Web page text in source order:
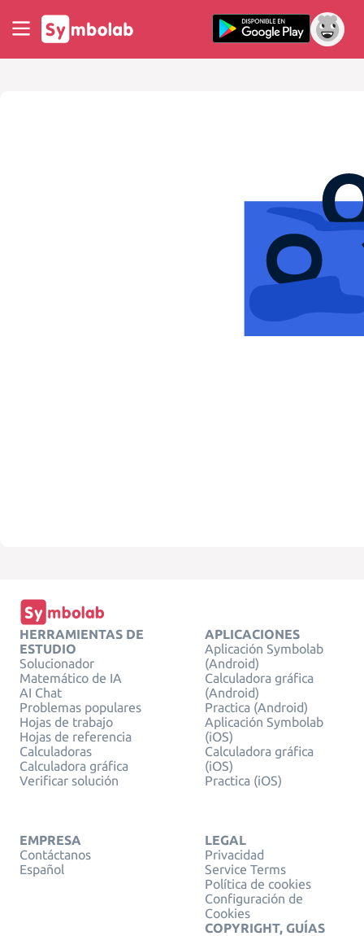
HERRAMIENTAS DE
ESTUDIO
Solucionador
Matemático de IA
AI Chat
Problemas populares
Hojas de trabajo
Hojas de referencia
Calculadoras
Calculadora gráfica
Verificar solución
APLICACIONES
Aplicación Symbolab
(Android)
Calculadora gráfica
(Android)
Practica (Android)
Aplicación Symbolab
(iOS)
Calculadora gráfica
(iOS)
Practica (iOS)
EMPRESA
Contáctanos
Español
LEGAL
Privacidad
Service Terms
Política de cookies
Configuración de
Cookies
COPYRIGHT, GUÍAS